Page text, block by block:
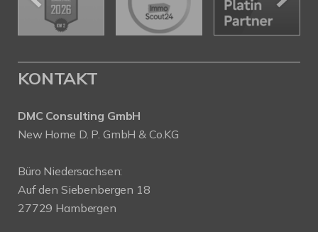
KONTAKT
DMC Consulting GmbH
New Home D. P. GmbH & Co.KG
Büro Niedersachsen:
Auf den Siebenbergen 18
27729 Hambergen